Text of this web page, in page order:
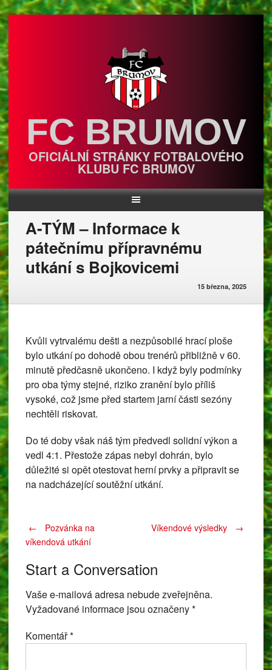
Skip
to
content
FC BRUMOV
OFICIÁLNÍ STRÁNKY FOTBALOVÉHO
KLUBU FC BRUMOV
A-TÝM – Informace k
pátečnímu přípravnému
utkání s Bojkovicemi
15 března, 2025
Kvůli vytrvalému dešti a nezpůsobilé hrací ploše
bylo utkání po dohodě obou trenérů přibližně v 60.
minutě předčasně ukončeno. I když byly podmínky
pro oba týmy stejné, riziko zranění bylo příliš
vysoké, což jsme před startem jarní části sezóny
nechtěli riskovat.
Do té doby však náš tým předvedl solidní výkon a
vedl 4:1. Přestože zápas nebyl dohrán, bylo
důležité si opět otestovat herní prvky a připravit se
na nadcházející soutěžní utkání.
Post
navigation
←
Pozvánka na
víkendová utkání
Víkendové výsledky →
Start a Conversation
Vaše e-mailová adresa nebude zveřejněna.
Vyžadované informace jsou označeny*
Komentář*